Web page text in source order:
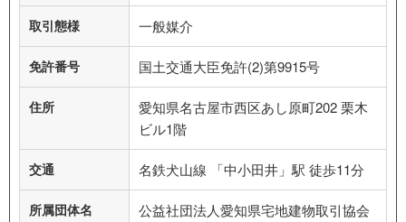
取引態様 一般媒介
免許番号 国土交通大臣免許(2)第9915号
住所
愛知県名古屋市西区あし原町202 栗木
ビル1階
交通 名鉄犬山線 「中小田井」駅 徒歩11分
所属団体名 公益社団法人愛知県宅地建物取引協会